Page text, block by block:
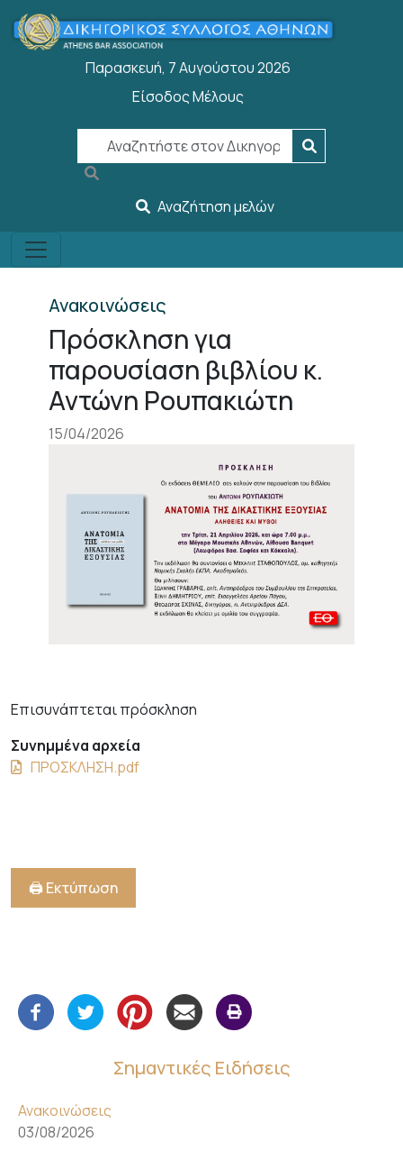
Παράκαμψη προς το κυρίως περιεχόμενο
Παρασκευή, 7 Αυγούστου 2026
User account menu
Είσοδος Μέλους
Αναζήτηση μελών
Ανακοινώσεις
Πρόσκληση για
παρουσίαση βιβλίου κ.
Αντώνη Ρουπακιώτη
15/04/2026
Σημαντικές Ειδήσεις
Ανακοινώσεις
03/08/2026
Επισυνάπτεται πρόσκληση
Συνημμένα αρχεία
ΠΡΟΣΚΛΗΣΗ.pdf
🖨️ Εκτύπωση